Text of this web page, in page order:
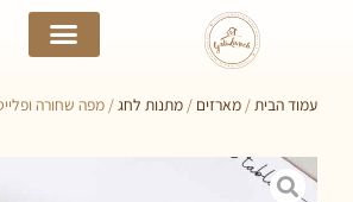
הבית/מארזים/ מתנות לחג/ מפה שחורה ופלייסמט לבן